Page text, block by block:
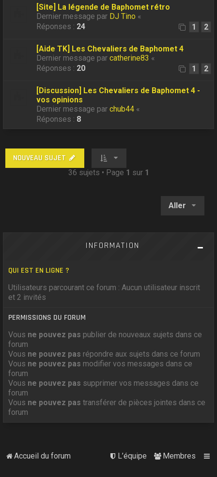
[Site] La légende de Baphomet rétro
Dernier message par DJ Tino «
Réponses : 24 1 2
[Aide TK] Les Chevaliers de Baphomet 4
Dernier message parcatherine83 «
Réponses : 20 1 2
[Discussion] Les Chevaliers de Baphomet 4 -
vos opinions
Dernier message parchub44 «
Réponses : 8
NOUVEAU SUJET
36 sujets • Page 1 sur 1
Aller
INFORMATION
QUI EST EN LIGNE ?
Utilisateurs parcourant ce forum : Aucun utilisateur inscrit
et 2 invités
PERMISSIONS DU FORUM
Vous ne pouvez pas publier de nouveaux sujets dans ce
forum
Vous ne pouvez pas répondre aux sujets dans ce forum
Vous ne pouvez pas modifier vos messages dans ce
forum
Vous ne pouvez pas supprimer vos messages dans ce
forum
Vous ne pouvez pas transférer de pièces jointes dans ce
forum
Accueil du forum Membres
L’équipe